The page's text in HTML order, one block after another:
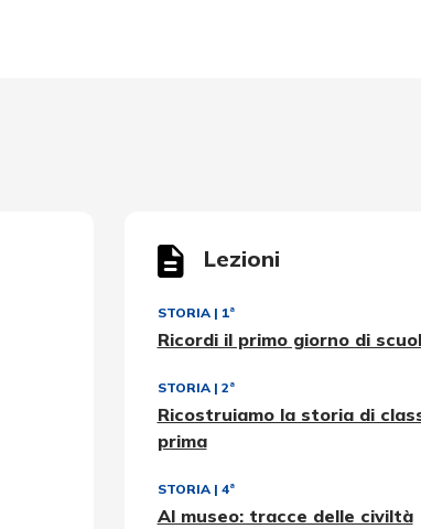
Lezioni
STORIA| 1ª
Ricordi il primo giorno di
STORIA| 2ª
Ricostruiamo la storia di
prima
STORIA| 4ª
Al museo: tracce delle civiltà